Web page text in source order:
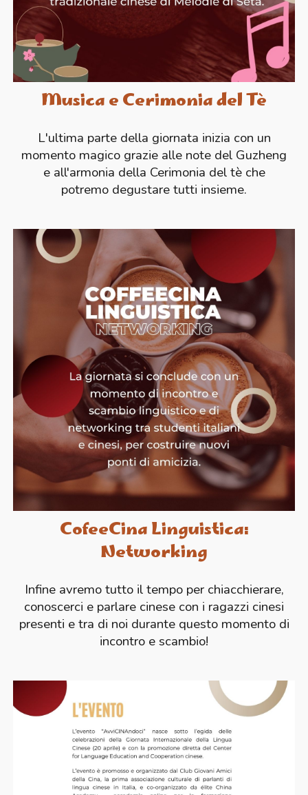
Musica e Cerimonia del Tè
L'ultima parte della giornata inizia con un
momento magico grazie alle note del Guzheng
e all'armonia della Cerimonia del tè che
potremo degustare tutti insieme.
CofeeCina Linguistica:
Networking
Infine avremo tutto il tempo per chiacchierare,
conoscerci e parlare cinese con i ragazzi cinesi
presenti e tra di noi durante questo momento di
incontro e scambio!